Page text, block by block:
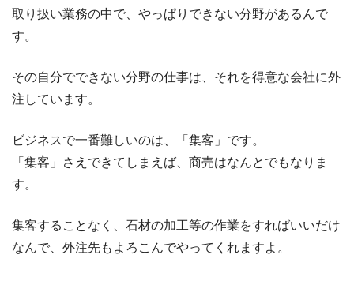
取り扱い業務の中で、やっぱりできない分野があるんで
す。
その自分でできない分野の仕事は、それを得意な会社に外
注しています。
ビジネスで一番難しいのは、「集客」です。
「集客」さえできてしまえば、商売はなんとでもなりま
す。
集客することなく、石材の加工等の作業をすればいいだけ
なんで、外注先もよろこんでやってくれますよ。